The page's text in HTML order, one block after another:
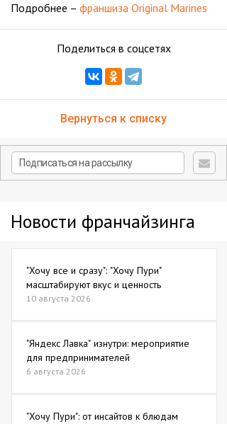
Подробнее – франшиза Original Marines
Поделиться в соцсетях
Вернуться к списку
Новости франчайзинга
"Хочу все и сразу": "Хочу Пури"
масштабируют вкус и ценность
10 августа 2026
"Яндекс Лавка" изнутри: мероприятие
для предпринимателей
6 августа 2026
"Хочу Пури": от инсайтов к блюдам